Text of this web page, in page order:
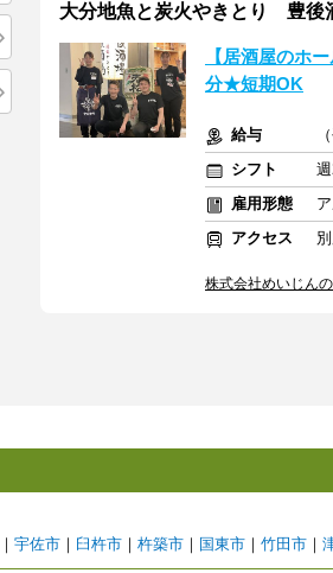
大分地魚と炭火やきとり 豊
【居酒屋のホ
分★短期OK
給与
シフト
雇用形態
アクセス
株式会社めいじん
｜ 宇佐市 ｜ 臼杵市 ｜ 杵築市 ｜ 国東市 ｜ 竹田市 ｜